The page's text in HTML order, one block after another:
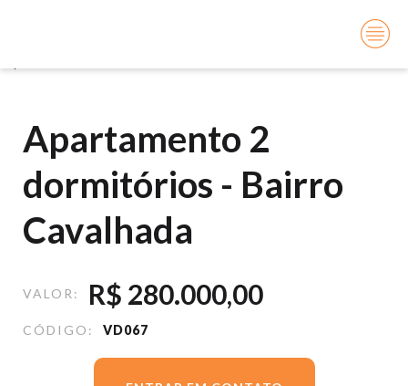
Apartamento 2
dormitórios - Bairro
Cavalhada
VALOR: R$ 280.000,00
CÓDIGO: VD067